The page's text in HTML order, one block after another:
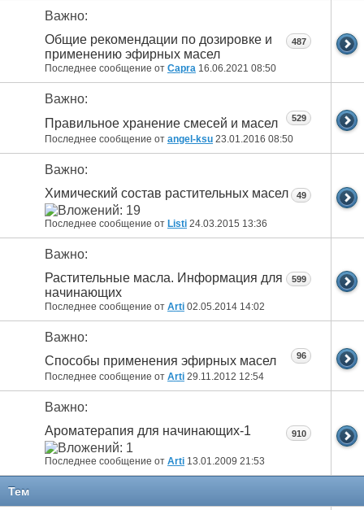
Важно:
Общие рекомендации по дозировке и
применению эфирных масел
Последнее сообщение от Capra 16.06.2021 08:50
487
Важно:
Правильное хранение смесей и масел
Последнее сообщение от angel-ksu 23.01.2016 08:50
529
Важно:
Химический состав растительных масел
Последнее сообщение от Listi 24.03.2015 13:36
49
Важно:
Растительные масла. Информация для
начинающих
Последнее сообщение от Arti 02.05.2014 14:02
599
Важно:
Способы применения эфирных масел
Последнее сообщение от Arti 29.11.2012 12:54
96
Важно:
Ароматерапия для начинающих-1
Последнее сообщение от Arti 13.01.2009 21:53
910
Тем